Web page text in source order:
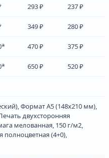
293 ₽ 237 ₽
349 ₽ 280 ₽
470 ₽ 375 ₽
650 ₽ 520 ₽
Формат А5 (148х210 мм),
двухсторонняя
мелованная, 150 г/м2,
(4+0),